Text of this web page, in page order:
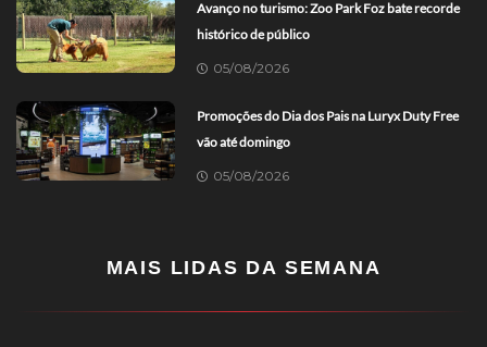
Avanço no turismo: Zoo Park Foz bate recorde
histórico de público
05/08/2026
Promoções do Dia dos Pais na Luryx Duty Free
vão até domingo
05/08/2026
MAIS LIDAS DA SEMANA